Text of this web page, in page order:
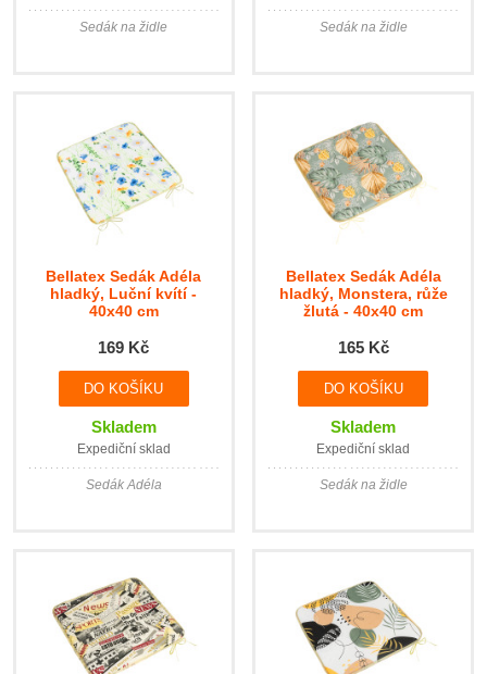
Sedák na židle Sedák na židle
Bellatex Sedák Adéla
hladký, Luční kvítí -
40x40 cm
169 Kč
Skladem
Expediční sklad
Sedák Adéla
Bellatex Sedák Adéla
hladký, Monstera, růže
žlutá - 40x40 cm
165 Kč
Skladem
Expediční sklad
Sedák na židle